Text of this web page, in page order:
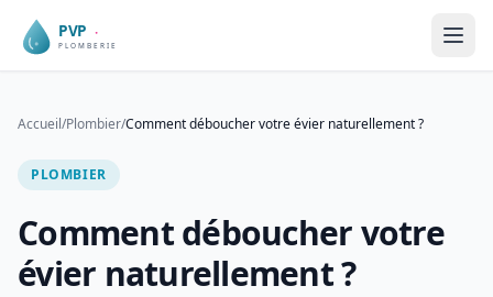
Accueil/Plombier/Comment déboucher votre évier naturellement ?
PLOMBIER
Comment déboucher votre
évier naturellement ?